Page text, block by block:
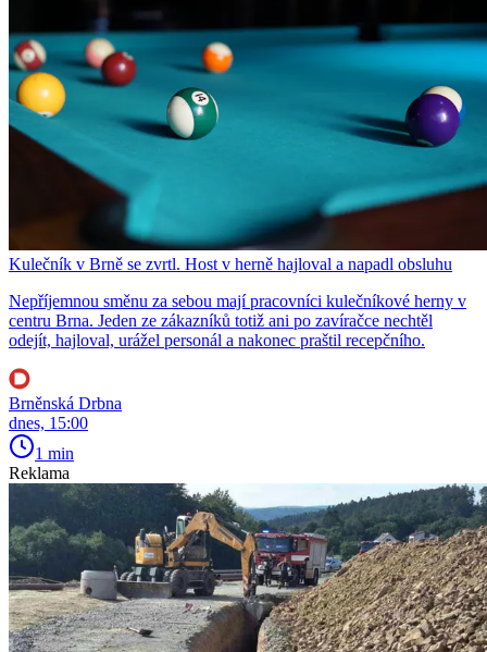
Kulečník v Brně se zvrtl. Host v herně hajloval a napadl obsluhu
Nepříjemnou směnu za sebou mají pracovníci kulečníkové herny v
centru Brna. Jeden ze zákazníků totiž ani po zavíračce nechtěl
odejít, hajloval, urážel personál a nakonec praštil recepčního.
Brněnská Drbna
dnes, 15:00
1 min
Reklama